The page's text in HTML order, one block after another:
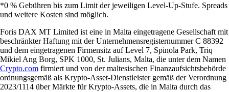
*0 % Gebühren bis zum Limit der jeweiligen Level-Up-Stufe. Spreads
und weitere Kosten sind möglich.
Foris DAX MT Limited ist eine in Malta eingetragene Gesellschaft mit
beschränkter Haftung mit der Unternehmensregisternummer C 88392
und dem eingetragenen Firmensitz auf Level 7, Spinola Park, Triq
Mikiel Ang Borg, SPK 1000, St. Julians, Malta, die unter dem Namen
Crypto.com firmiert und von der maltesischen Finanzaufsichtsbehörde
ordnungsgemäß als Krypto-Asset-Dienstleister gemäß der Verordnung
2023/1114 über Märkte für Krypto-Assets, die in Malta durch das